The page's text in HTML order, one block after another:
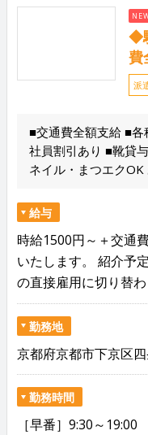
◆
費
派
■交通費全額支給 ■
社員割引あり ■靴貸
ネイル・まつエクOK
給与
時給1500円～＋交通
いたします。 紹介予
の直接雇用に切り替
勤務地
京都府京都市下京区
勤務時間
［早番］9:30～